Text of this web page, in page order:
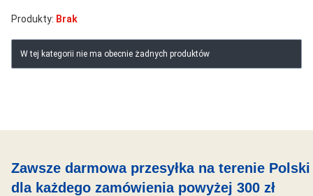
Produkty: Brak
Lista produktów
W tej kategorii nie ma obecnie żadnych produktów
Zawsze darmowa przesyłka na terenie Polski
dla każdego zamówienia powyżej 300 zł